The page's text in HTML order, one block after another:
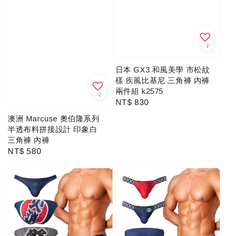
澳洲 Marcuse 奧伯隆系列
半透布料拼接設計 印象白
三角褲 內褲
Regular
NT$ 580
日本 GX3 和風美學 市松紋
樣 疾風比基尼 三角褲 內褲
兩件組 k2575
Regular
NT$ 830